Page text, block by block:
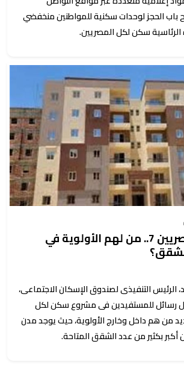
باب الحجز لوحدات سكنية للمواطنين منخفضي
سكن لكل المصريين.
سكن لكل المصريين 7.. من لهم الأولوية في
الرئيس التنفيذى لصندوق الإسكان الاجتماعى،
رسائل للمستفيدين فى مشروع سكن لكل
وتم تحديد من هم داخل وخارج الأولوية، حيث يوجد مدن
بكثير من عدد الشقق المتاحة.